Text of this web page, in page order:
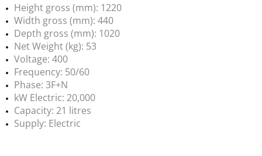
Height gross (mm): 1220
Width gross (mm): 440
Depth gross (mm): 1020
Net Weight (kg): 53
Voltage: 400
Frequency: 50/60
Phase: 3F+N
kW Electric: 20,000
Capacity: 21 litres
Supply: Electric